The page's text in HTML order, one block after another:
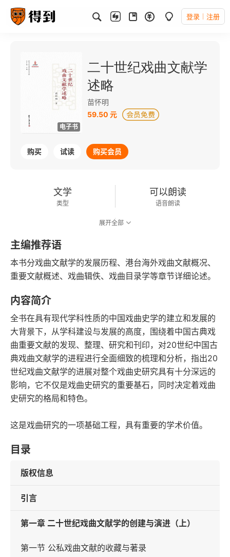
登录 注册
电子书
二十世纪戏曲文献学
述略
苗怀明
59.50 元
购买 试读 购买会员
文学
类型
可以朗读
语音朗读
展开全部
主编推荐语
本书分戏曲文献学的发展历程、港台海外戏曲文献概况、
重要文献概述、戏曲辑佚、戏曲目录学等章节详细论述。
内容简介
全书在具有现代学科性质的中国戏曲史学的建立和发展的
大背景下，从学科建设与发展的高度，围绕着中国古典戏
曲重要文献的发现、整理、研究和刊印，对20世纪中国古
典戏曲文献学的进程进行全面细致的梳理和分析，指出20
世纪戏曲文献学的进展对整个戏曲史研究具有十分深远的
影响，它不仅是戏曲史研究的重要基石，同时决定着戏曲
史研究的格局和特色。
这是戏曲研究的一项基础工程，具有重要的学术价值。
目录
版权信息
引言
第一章 二十世纪戏曲文献学的创建与演进（上）
第一节 公私戏曲文献的收藏与著录